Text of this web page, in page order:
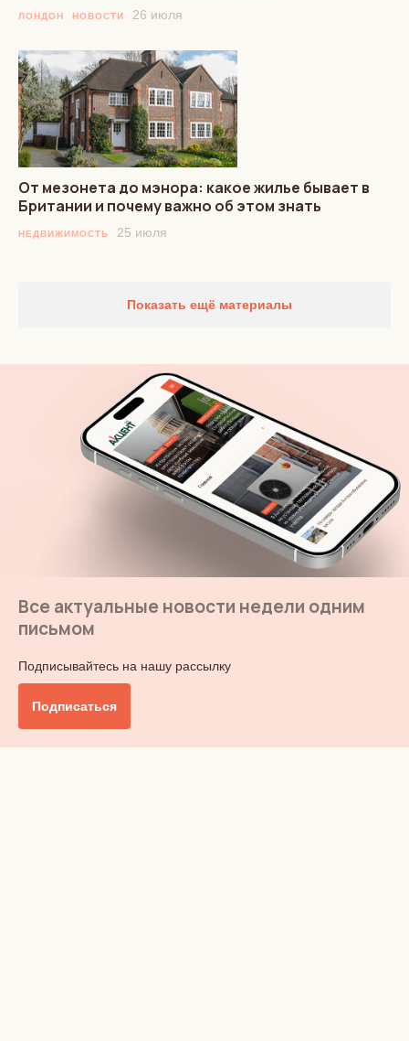
ЛОНДОН НОВОСТИ 26 июля
От мезонета до мэнора: какое жилье бывает в
Британии и почему важно об этом знать
НЕДВИЖИМОСТЬ 25 июля
Показать ещё материалы
Все актуальные новости недели одним
письмом
Подписывайтесь на нашу рассылку
Подписаться